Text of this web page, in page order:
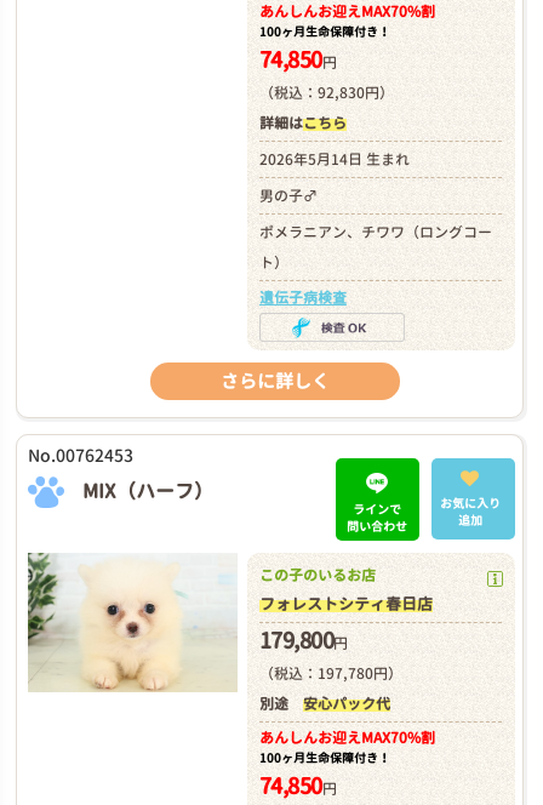
あんしんお迎えMAX70%割
100ヶ月生命保障付き！
74,850円
（税込：92,830円）
詳細はこちら
2026年5月14日 生まれ
男の子♂
ポメラニアン、チワワ（ロングコー
ト）
遺伝子病検査
さらに詳しく
No.00762453
MIX（ハーフ）
ラインで
問い合わせ
お気に入り
追加
この子のいるお店
フォレストシティ春日店
179,800円
（税込：197,780円）
別途 安心パック代
あんしんお迎えMAX70%割
100ヶ月生命保障付き！
74,850円